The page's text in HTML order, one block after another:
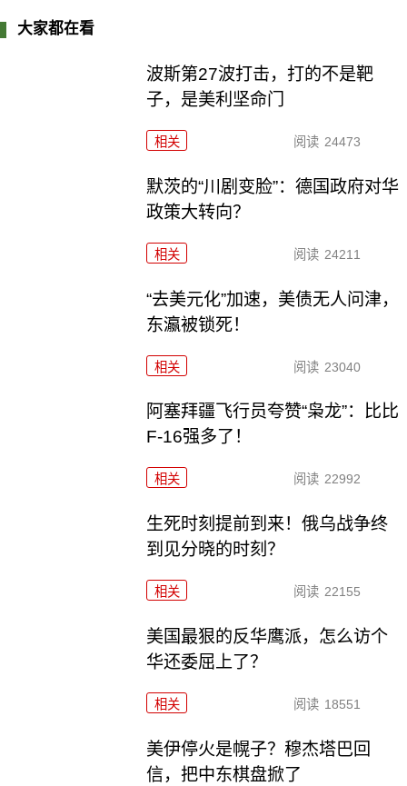
大家都在看
波斯第27波打击，打的不是靶
子，是美利坚命门
相关 阅读 24473
默茨的“川剧变脸”：德国政府对华
政策大转向？
相关 阅读 24211
“去美元化”加速，美债无人问津，
东瀛被锁死！
相关 阅读 23040
阿塞拜疆飞行员夸赞“枭龙”：比比
F-16强多了！
相关 阅读 22992
生死时刻提前到来！俄乌战争终
到见分晓的时刻？
相关 阅读 22155
美国最狠的反华鹰派，怎么访个
华还委屈上了？
相关 阅读 18551
美伊停火是幌子？穆杰塔巴回
信，把中东棋盘掀了